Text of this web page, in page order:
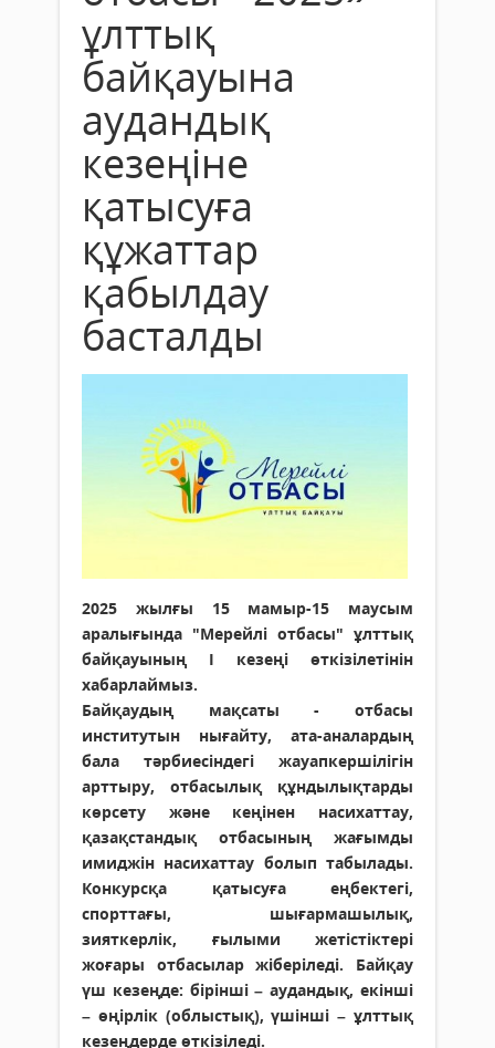
ұлттық
байқауына
аудандық
кезеңіне
қатысуға
құжаттар
қабылдау
басталды
2025 жылғы 15 мамыр-15 маусым
аралығында "Мерейлі отбасы" ұлттық
байқауының І кезеңі өткізілетінін
хабарлаймыз.
Байқаудың мақсаты - отбасы
институтын нығайту, ата-аналардың
бала тәрбиесіндегі жауапкершілігін
арттыру, отбасылық құндылықтарды
көрсету және кеңінен насихаттау,
қазақстандық отбасының жағымды
имиджін насихаттау болып табылады.
Конкурсқа қатысуға еңбектегі,
спорттағы, шығармашылық,
зияткерлік, ғылыми жетістіктері
жоғары отбасылар жіберіледі. Байқау
үш кезеңде: бірінші – аудандық, екінші
– өңірлік (облыстық), үшінші – ұлттық
кезеңдерде өткізіледі.